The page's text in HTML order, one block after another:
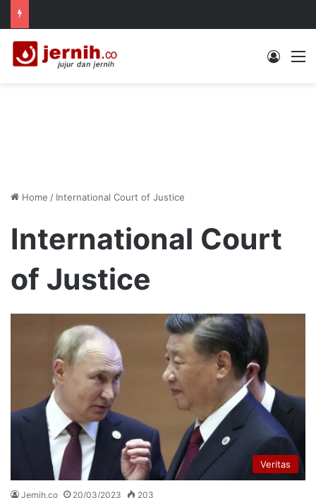
Log In
Home / International Court of Justice
International Court
of Justice
Veritas
Jernih.co 20/03/2023 203